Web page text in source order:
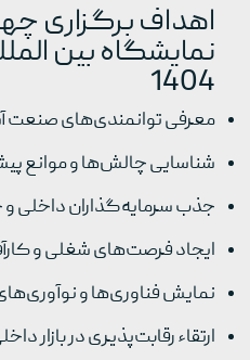
اهداف برگزاری
نمایشگاه بین
1404
معرفی توانمندی‌های صنعت
شناسایی چالش‌ها و موانع
جذب سرمایه‌گذاران داخلی
ایجاد فرصت‌های شغلی و
نمایش فناوری‌ها و نوآوری‌های
ارتقاء رقابت‌پذیری در بازار